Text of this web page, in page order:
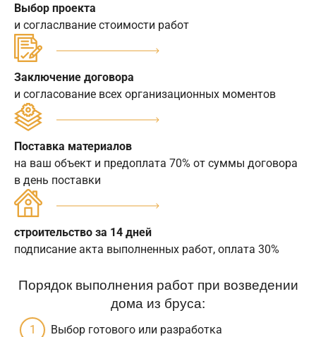
Выбор проекта
и согласлвание стоимости работ
Заключение договора
и согласование всех организационных моментов
Поставка материалов
на ваш объект и предоплата 70% от суммы договора
в день поставки
строительство за 14 дней
подписание акта выполненных работ, оплата 30%
Порядок выполнения работ при возведении
дома из бруса:
Выбор готового или разработка